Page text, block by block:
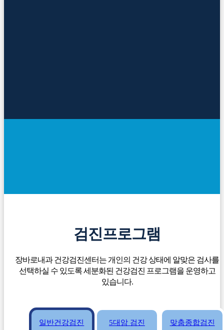
검진프로그램
장바로내과 건강검진센터는 개인의 건강 상태에 알맞은 검사를
선택하실 수 있도록 세분화된 건강검진 프로그램을 운영하고
있습니다.
일반건강검진 5대암 검진 맞춤종합검진